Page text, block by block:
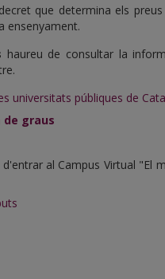
que determina els
ensenyament.
haureu de consultar la
universitats públiques de
graus
d'entrar al Campus Virtual